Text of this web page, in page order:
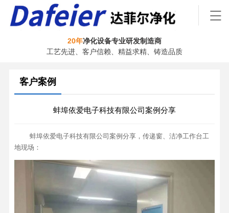
20年净化设备专业研发制造商
工艺先进、客户信赖、精益求精、铸造品质
客户案例
蚌埠依爱电子科技有限公司案例分享
蚌埠依爱电子科技有限公司案例分享，传递窗、洁净工作台工
地现场：